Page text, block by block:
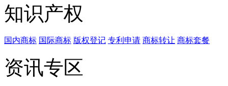
知识产权
国内商标 国际商标 版权登记 专利申请 商标转让 商标套餐
资讯专区